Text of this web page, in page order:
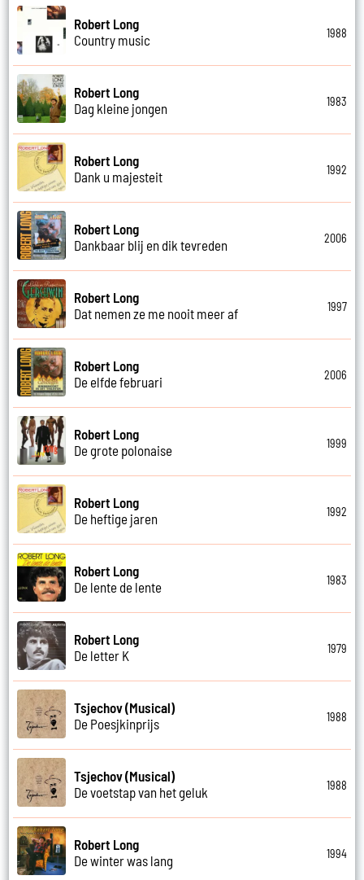
Robert Long
Country music
1988
Robert Long
Dag kleine jongen
1983
Robert Long
Dank u majesteit
1992
Robert Long
Dankbaar blij en dik tevreden
2006
Robert Long
Dat nemen ze me nooit meer af
1997
Robert Long
De elfde februari
2006
Robert Long
De grote polonaise
1999
Robert Long
De heftige jaren
1992
Robert Long
De lente de lente
1983
Robert Long
De letter K
1979
Tsjechov (Musical)
De Poesjkinprijs
1988
Tsjechov (Musical)
De voetstap van het geluk
1988
Robert Long
De winter was lang
1994